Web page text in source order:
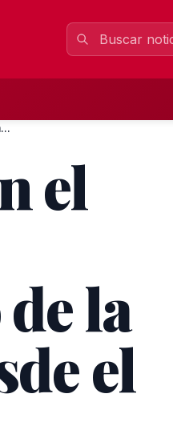
el
la
el